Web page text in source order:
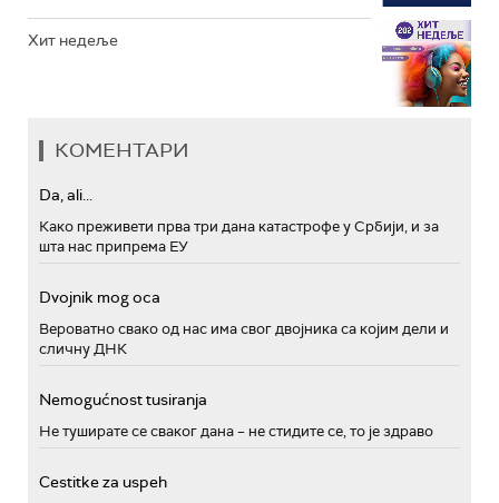
Хит недеље
КОМЕНТАРИ
Da, ali...
Како преживети прва три дана катастрофе у Србији, и за
шта нас припрема ЕУ
Dvojnik mog oca
Вероватно свако од нас има свог двојника са којим дели и
сличну ДНК
Nemogućnost tusiranja
Не туширате се сваког дана – не стидите се, то је здраво
Cestitke za uspeh